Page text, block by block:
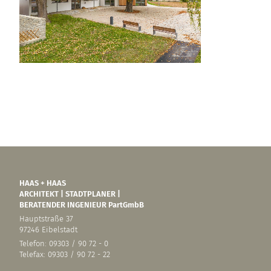
HAAS + HAAS
ARCHITEKT | STADTPLANER |
BERATENDER INGENIEUR PartGmbB
Hauptstraße 37
97246 Eibelstadt
Telefon: 09303 / 90 72 - 0
Telefax: 09303 / 90 72 - 22